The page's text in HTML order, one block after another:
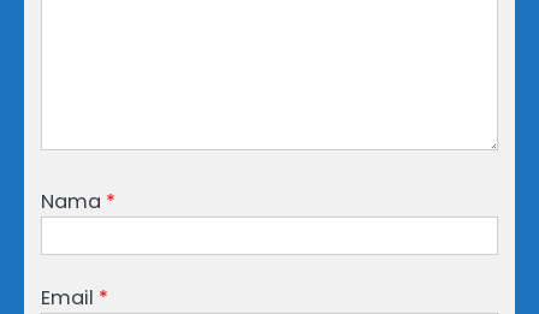
Nama *
Email *